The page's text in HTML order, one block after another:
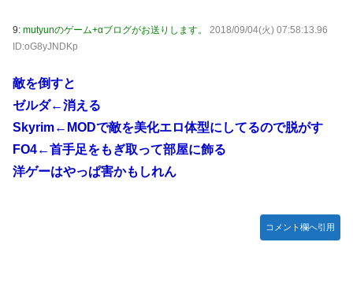
9: mutyunのゲーム+αブログがお送りします。
2018/09/04(火) 07:58:13.96
ID:oG8yJNDKp
敵を倒すと
ゼルダ←消える
Skyrim←MODで敵を美化エロ体型にしてるので脱がす
FO4←首手足をもぎ取って部屋に飾る
洋ゲーはやっぱ害かもしれん
コメント欄へ引用